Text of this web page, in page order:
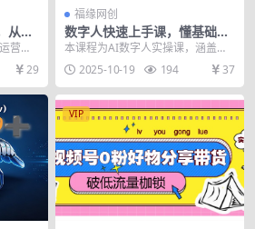
从网
到原
结
营体
提升
29
福缘网创
数字人快速上手课，懂基础、
看案例，学制作方法，掌握变
现技巧
本课程为AI数字人实操课，涵盖数
字人基础概念、多行业案例解析、
变现路径设计及制作...
2025-10-19 194 37
VIP